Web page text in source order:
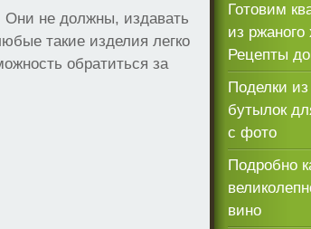
Они не должны, издавать
такие изделия легко
обратиться за
Готовим
из ржаного
Рецепты
Поделки
бутылок
с фото
Подробно
вино